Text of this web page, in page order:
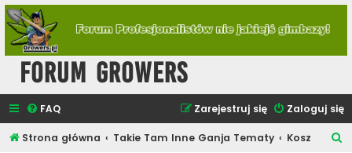
Forum Growers
FAQ Zaloguj się
Zarejestruj się
Strona główna Takie Tam Inne Ganja Tematy Kosz